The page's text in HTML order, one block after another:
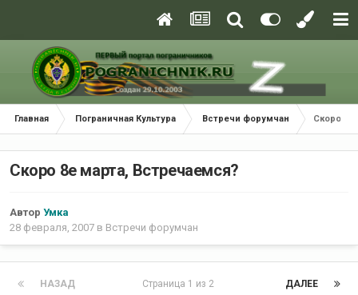
Главная Пограничная Культура Встречи форумчан Скоро 8е
Скоро 8е марта, Встречаемся?
Автор Умка
28 февраля, 2007 в Встречи форумчан
НАЗАД ДАЛЕЕ
Страница 1 из 2